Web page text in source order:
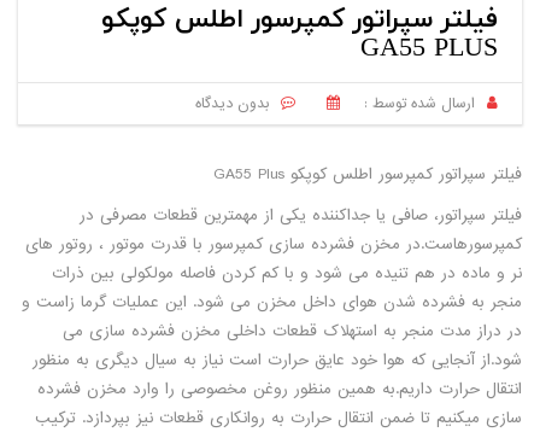
فیلتر سپراتور کمپرسور اطلس کوپکو
GA55 PLUS
ارسال شده توسط : بدون دیدگاه
فیلتر سپراتور کمپرسور اطلس کوپکو GA55 Plus
فیلتر سپراتور، صافی یا جداکننده یکی از مهمترین قطعات مصرفی در
کمپرسورهاست.در مخزن فشرده سازی کمپرسور با قدرت موتور ، روتور های
نر و ماده در هم تنیده می شود و با کم کردن فاصله مولکولی بین ذرات
منجر به فشرده شدن هوای داخل مخزن می شود. این عملیات گرما زاست و
در دراز مدت منجر به استهلاک قطعات داخلی مخزن فشرده سازی می
شود.از آنجایی که هوا خود عایق حرارت است نیاز به سیال دیگری به منظور
انتقال حرارت داریم.به همین منظور روغن مخصوصی را وارد مخزن فشرده
سازی میکنیم تا ضمن انتقال حرارت به روانکاری قطعات نیز بپردازد. ترکیب